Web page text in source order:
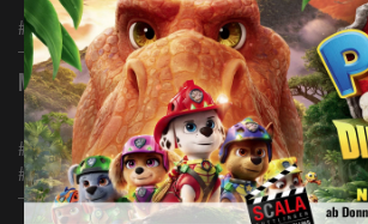
#Drama #Komödie
Minions & Monster
#Animation #Abenteuer #Familie
#Komödie